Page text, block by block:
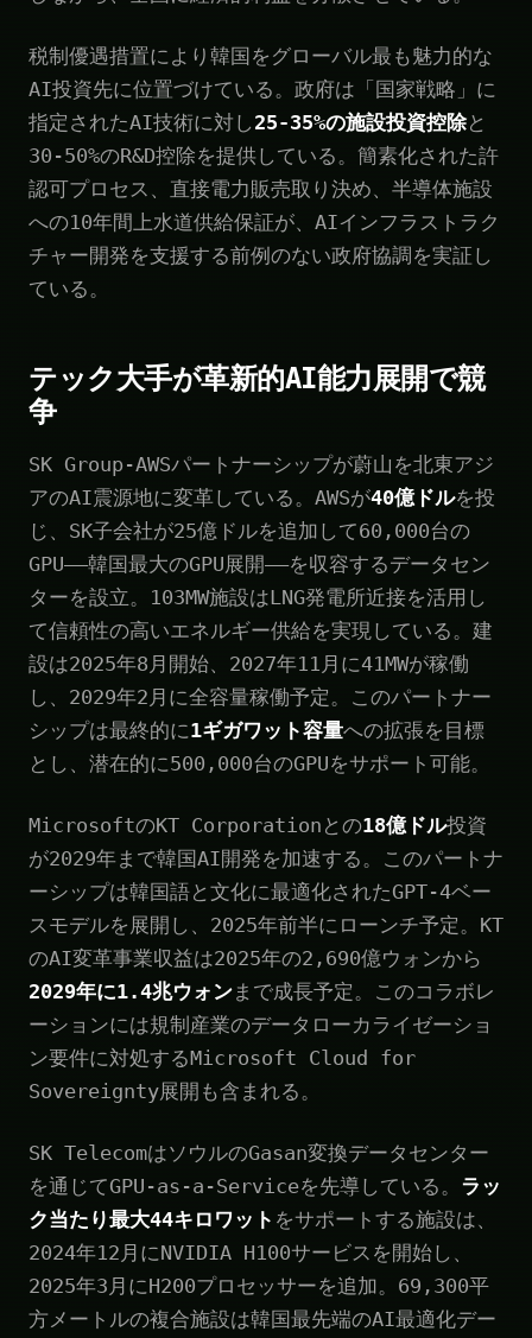
税制優遇措置により韓国をグローバル最も魅力的な
AI投資先に位置づけている。政府は「国家戦略」に
指定されたAI技術に対し25-35%の施設投資控除と
30-50%のR&D控除を提供している。簡素化された許
認可プロセス、直接電力販売取り決め、半導体施設
への10年間上水道供給保証が、AIインフラストラク
チャー開発を支援する前例のない政府協調を実証し
ている。
テック大手が革新的AI能力展開で競
争
SK Group-AWSパートナーシップが蔚山を北東アジ
アのAI震源地に変革している。AWSが40億ドルを投
じ、SK子会社が25億ドルを追加して60,000台の
GPU——韓国最大のGPU展開——を収容するデータセン
ターを設立。103MW施設はLNG発電所近接を活用し
て信頼性の高いエネルギー供給を実現している。建
設は2025年8月開始、2027年11月に41MWが稼働
し、2029年2月に全容量稼働予定。このパートナー
シップは最終的に1ギガワット容量への拡張を目標
とし、潜在的に500,000台のGPUをサポート可能。
MicrosoftのKT Corporationとの18億ドル投資
が2029年まで韓国AI開発を加速する。このパートナ
ーシップは韓国語と文化に最適化されたGPT-4ベー
スモデルを展開し、2025年前半にローンチ予定。KT
のAI変革事業収益は2025年の2,690億ウォンから
2029年に1.4兆ウォン まで成長予定。このコラボレ
ーションには規制産業のデータローカライゼーショ
ン要件に対処するMicrosoft Cloud for
Sovereignty展開も含まれる。
SK TelecomはソウルのGasan変換データセンター
を通じてGPU-as-a-Serviceを先導している。 ラッ
ク当たり最大44キロワット をサポートする施設は、
2024年12月にNVIDIA H100サービスを開始し、
2025年3月にH200プロセッサーを追加。69,300平
方メートルの複合施設は韓国最先端のAI最適化デー